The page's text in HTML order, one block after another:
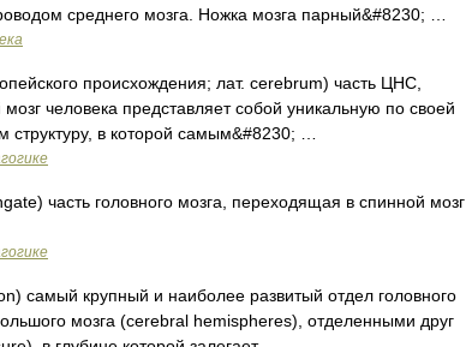
среднего мозга. Ножка мозга парный&#8230; …
происхождения; лат. cerebrum) часть ЦНС,
человека представляет собой уникальную по своей
в которой самым&#8230; …
часть головного мозга, переходящая в спинной мозг
самый крупный и наиболее развитый отдел головного
мозга (cerebral hemispheres), отделенными друг